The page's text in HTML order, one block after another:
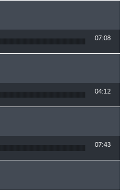
07:08
04:12
07:43